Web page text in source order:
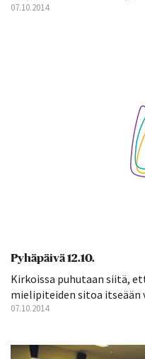
07.10.2014
Pyhäpäivä 12.10.
Kirkoissa puhutaan siitä,
mielipiteiden sitoa itseään
07.10.2014